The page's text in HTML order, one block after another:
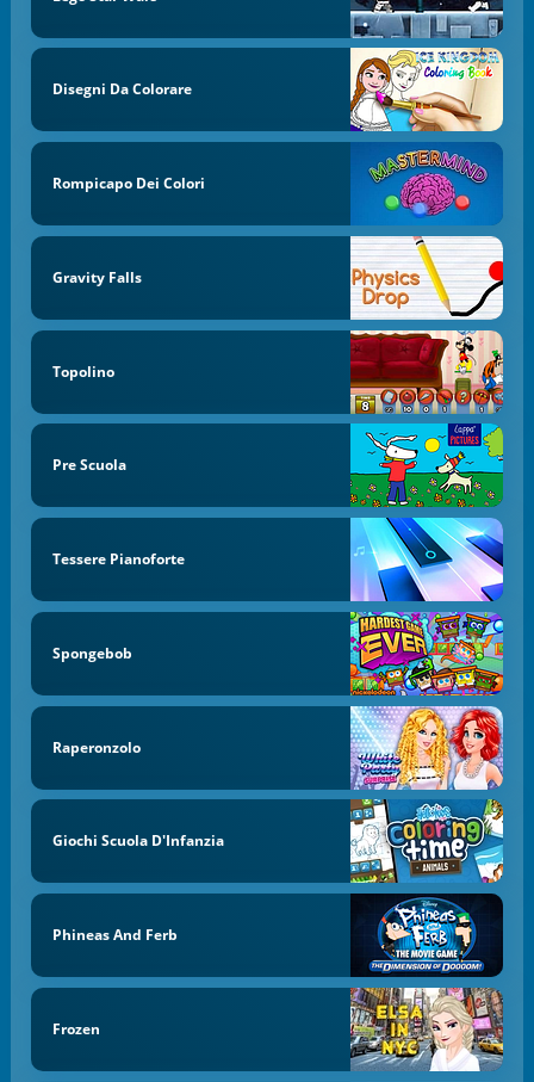
Disegni Da Colorare
Rompicapo Dei Colori
Gravity Falls
Topolino
Pre Scuola
Tessere Pianoforte
Spongebob
Raperonzolo
Giochi Scuola D'Infanzia
Phineas And Ferb
Frozen